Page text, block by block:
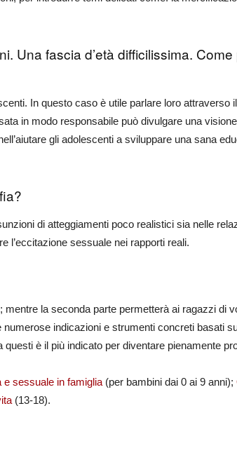
Una fascia d’età difficilissima.
In questo caso è utile parlare loro attraverso
in modo responsabile può divulgare una
gli adolescenti a sviluppare una sana
di atteggiamenti poco realistici sia nelle
l’eccitazione sessuale nei rapporti reali.
la seconda parte permetterà ai ragazzi di
indicazioni e strumenti concreti basati
è il più indicato per diventare pienamente
e sessuale in famiglia (per bambini dai 0 ai 9 anni);
(13-18).